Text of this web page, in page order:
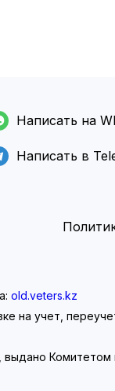
Написать на
Написать в
old.veters.kz
на учет,
выдано